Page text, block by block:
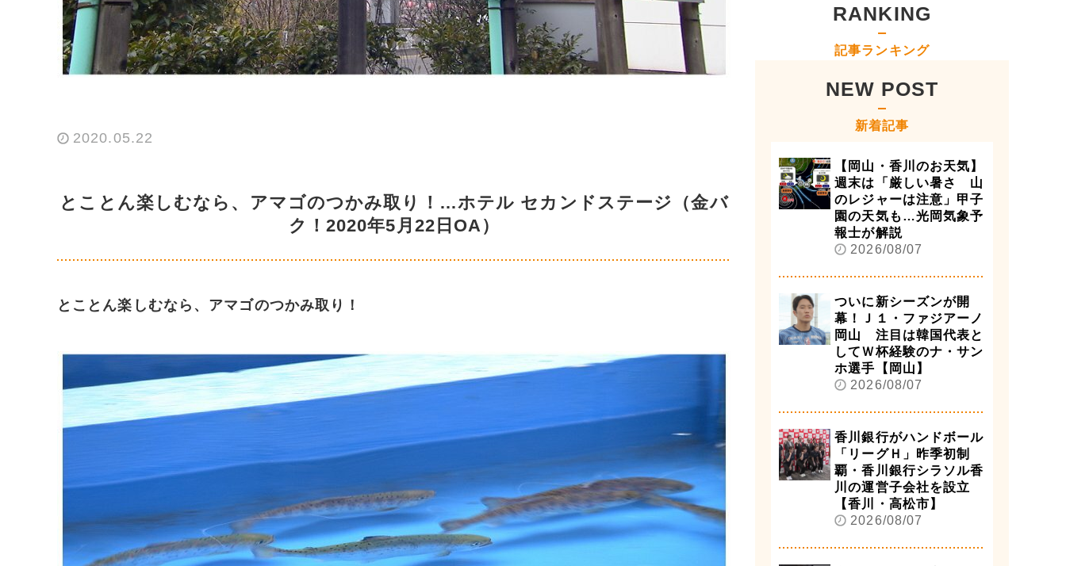
2020.05.22
とことん楽しむなら、アマゴのつかみ取り！…ホテル セカンドステージ（金バ
ク！2020年5月22日OA）
とことん楽しむなら、アマゴのつかみ取り！
RANKING
記事ランキング
NEW POST
新着記事
【岡山・香川のお天気】
週末は「厳しい暑さ 山
のレジャーは注意」甲子
園の天気も…光岡気象予
報士が解説
2026/08/07
ついに新シーズンが開
幕！Ｊ１・ファジアーノ
岡山 注目は韓国代表と
してＷ杯経験のナ・サン
ホ選手【岡山】
2026/08/07
香川銀行がハンドボール
「リーグＨ」昨季初制
覇・香川銀行シラソル香
川の運営子会社を設立
【香川・高松市】
2026/08/07